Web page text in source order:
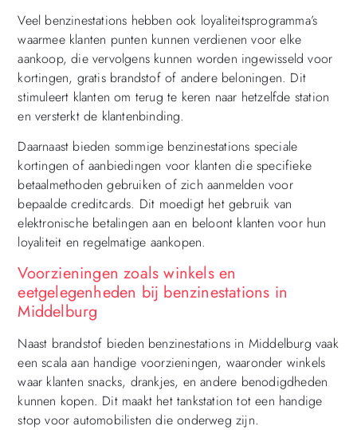
Veel benzinestations hebben ook loyaliteitsprogramma’s
waarmee klanten punten kunnen verdienen voor elke
aankoop, die vervolgens kunnen worden ingewisseld voor
kortingen, gratis brandstof of andere beloningen. Dit
stimuleert klanten om terug te keren naar hetzelfde station
en versterkt de klantenbinding.
Daarnaast bieden sommige benzinestations speciale
kortingen of aanbiedingen voor klanten die specifieke
betaalmethoden gebruiken of zich aanmelden voor
bepaalde creditcards. Dit moedigt het gebruik van
elektronische betalingen aan en beloont klanten voor hun
loyaliteit en regelmatige aankopen.
Voorzieningen zoals winkels en
eetgelegenheden bij benzinestations in
Middelburg
Naast brandstof bieden benzinestations in Middelburg vaak
een scala aan handige voorzieningen, waaronder winkels
waar klanten snacks, drankjes, en andere benodigdheden
kunnen kopen. Dit maakt het tankstation tot een handige
stop voor automobilisten die onderweg zijn.